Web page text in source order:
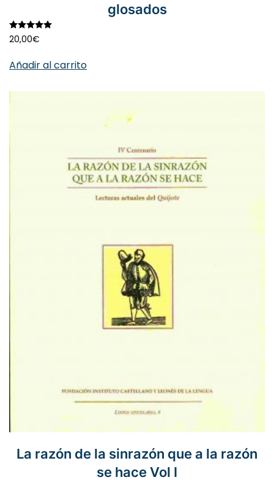
glosados
20,00€
Añadir al carrito
La razón de la sinrazón que a la razón
se hace Vol I